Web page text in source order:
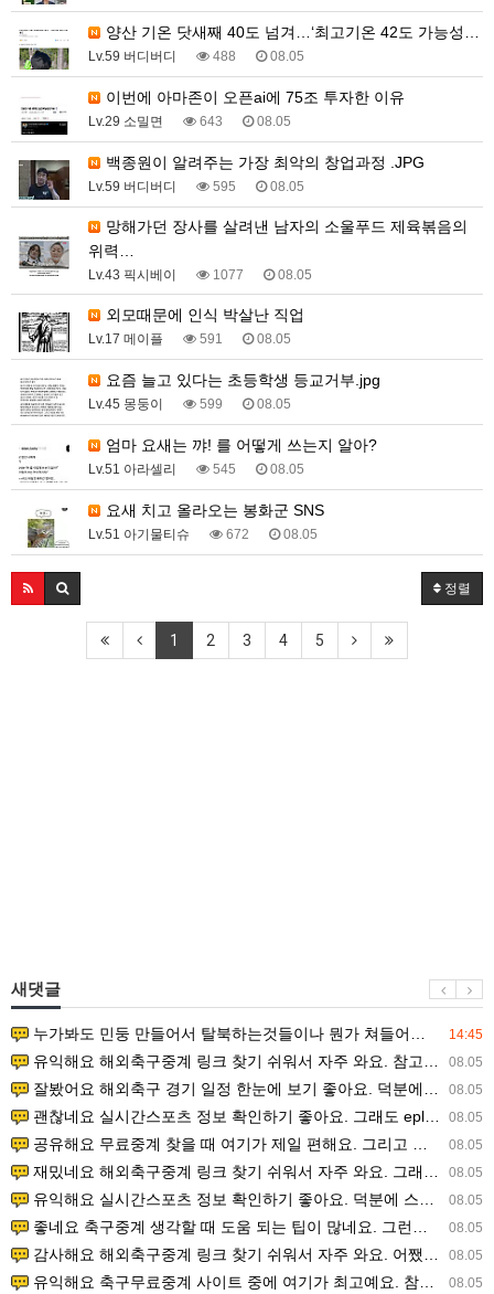
양산 기온 닷새째 40도 넘겨…‘최고기온 42도 가능성…
Lv.59 버디버디 488 08.05
이번에 아마존이 오픈ai에 75조 투자한 이유
Lv.29 소밀면 643 08.05
백종원이 알려주는 가장 최악의 창업과정 .JPG
Lv.59 버디버디 595 08.05
위력…
Lv.43 픽시베이 1077 08.05
외모때문에 인식 박살난 직업
Lv.17 메이플 591 08.05
요즘 늘고 있다는 초등학생 등교거부.jpg
Lv.45 몽둥이 599 08.05
엄마 요새는 꺄! 를 어떻게 쓰는지 알아?
Lv.51 아라셀리 545 08.05
요새 치고 올라오는 봉화군 SNS
Lv.51 아기물티슈 672 08.05
정렬
1 2 3 4 5
새댓글
14:45
누가봐도 민둥 만들어서 탈북하는것들이나 뭔가 쳐들어오는 낌새를 미리 알아차리기 위함이지 저걸 전쟁준비라고 하…
08.05
유익해요 해외축구중계 링크 찾기 쉬워서 자주 와요. 참고로 무료스포츠중계 정보 확인할 때 출처 꼭 체크해요.…
08.05
잘봤어요 해외축구 경기 일정 한눈에 보기 좋아요. 덕분에 epl중계 볼 때 공식 중계 채널 먼저 찾아봐요. …
08.05
괜찮네요 실시간스포츠 정보 확인하기 좋아요. 그래도 epl중계 볼 때 공식 중계 채널 먼저 찾아봐요. 북마크…
08.05
공유해요 무료중계 찾을 때 여기가 제일 편해요. 그리고 무료스포츠중계 정보 확인할 때 출처 꼭 체크해요. 앞…
08.05
재밌네요 해외축구중계 링크 찾기 쉬워서 자주 와요. 그래서 해외축구중계도 정식 서비스로 봐야 안전해요. 다음…
08.05
유익해요 실시간스포츠 정보 확인하기 좋아요. 덕분에 스포츠중계는 합법적인 경로로만 시청하려 해요. 좋은 정보…
08.05
좋네요 축구중계 생각할 때 도움 되는 팁이 많네요. 그런데 해외축구중계도 정식 서비스로 봐야 안전해요. 다음…
08.05
감사해요 해외축구중계 링크 찾기 쉬워서 자주 와요. 어쨌든 축구무료중계도 합법적인 곳에서 봐야 마음 편해요.…
08.05
유익해요 축구무료중계 사이트 중에 여기가 최고예요. 참고로 축구무료중계도 합법적인 곳에서 봐야 마음 편해요.…